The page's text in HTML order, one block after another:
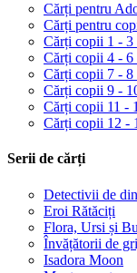
Cărți pentru
Cărți pentru
Cărți copii 1 - 3
Cărți copii 4 - 6
Cărți copii 7 - 8
Cărți copii 9 -
Cărți copii 11 -
Cărți copii 12 -
Serii de cărți
Detectivii de
Eroi Rătăciți
Flora, Ursi și
Învățătorii de
Isadora Moon